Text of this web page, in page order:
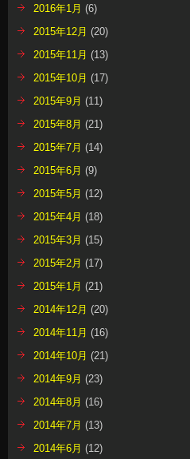
2016年1月 (6)
2015年12月 (20)
2015年11月 (13)
2015年10月 (17)
2015年9月 (11)
2015年8月 (21)
2015年7月 (14)
2015年6月 (9)
2015年5月 (12)
2015年4月 (18)
2015年3月 (15)
2015年2月 (17)
2015年1月 (21)
2014年12月 (20)
2014年11月 (16)
2014年10月 (21)
2014年9月 (23)
2014年8月 (16)
2014年7月 (13)
2014年6月 (12)